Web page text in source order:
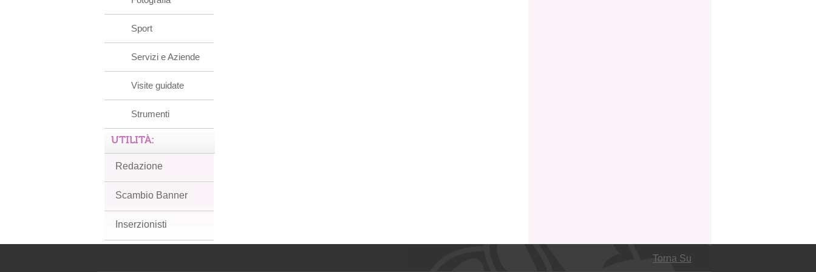
Sport
Servizi e Aziende
Visite guidate
Strumenti
UTILITÀ:
Redazione
Scambio Banner
Inserzionisti
Torna Su